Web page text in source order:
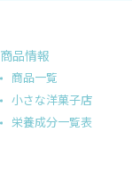
商品情報
商品一覧
小さな洋菓子店
栄養成分一覧表